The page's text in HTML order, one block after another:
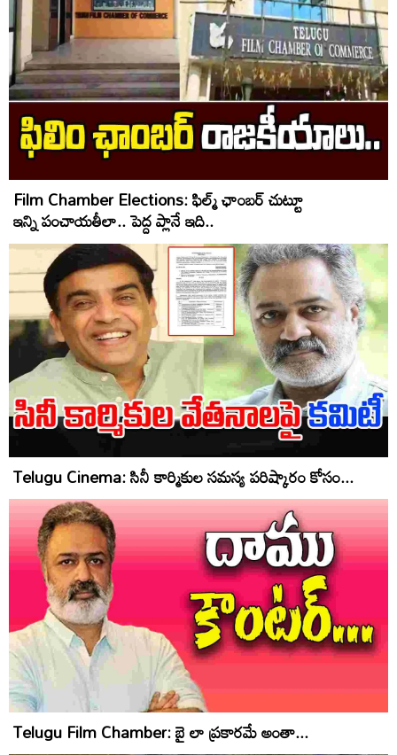
Film Chamber Elections: ఫిల్మ్ ఛాంబర్ చుట్టూ
ఇన్ని పంచాయతీలా.. పెద్ద ప్లానే ఇది..
Telugu Cinema: సినీ కార్మికుల సమస్య పరిష్కారం కోసం...
Telugu Film Chamber: బై లా ప్రకారమే అంతా...